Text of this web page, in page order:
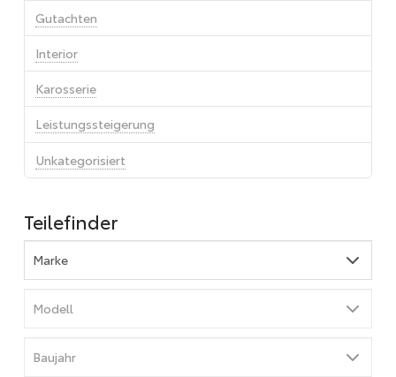
Gutachten
Interior
Karosserie
Leistungssteigerung
Unkategorisiert
Teilefinder